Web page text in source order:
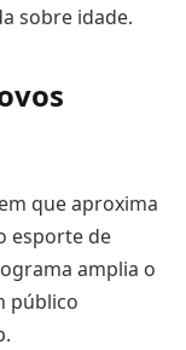
sobre idade.
que aproxima
esporte de
amplia o
público